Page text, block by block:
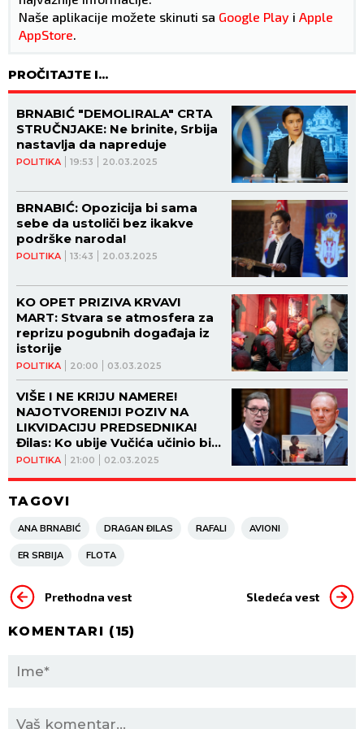
Naše aplikacije možete skinuti sa Google Play i Apple
AppStore
PROČITAJTE I...
POLITIKA 19:53 20.03.2025
BRNABIĆ "DEMOLIRALA" CRTA
STRUČNJAKE: Ne brinite, Srbija
nastavlja da napreduje
POLITIKA 13:43 20.03.2025
BRNABIĆ: Opozicija bi sama
sebe da ustoliči bez ikakve
podrške naroda!
POLITIKA 20:00 03.03.2025
KO OPET PRIZIVA KRVAVI
MART: Stvara se atmosfera za
reprizu pogubnih događaja iz
istorije
POLITIKA 21:00 02.03.2025
VIŠE I NE KRIJU NAMERE!
NAJOTVORENIJI POZIV NA
LIKVIDACIJU PREDSEDNIKA!
Đilas: Ko ubije Vučića učinio bi
uslugu Vučiću!
TAGOVI
ANA BRNABIĆ DRAGAN ĐILAS RAFALI AVIONI
ER SRBIJA FLOTA
Prethodna vest Sledeća vest
KOMENTARI (15)